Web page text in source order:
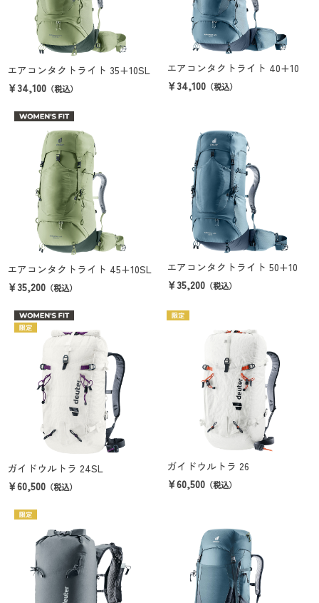
エアコンタクトライト 35+10SL
￥34,100 （税込）
エアコンタクトライト 40+10
￥34,100 （税込）
エアコンタクトライト 45+10SL
￥35,200 （税込）
エアコンタクトライト 50+10
￥35,200 （税込）
ガイドウルトラ 24SL
￥60,500 （税込）
ガイドウルトラ 26
￥60,500 （税込）